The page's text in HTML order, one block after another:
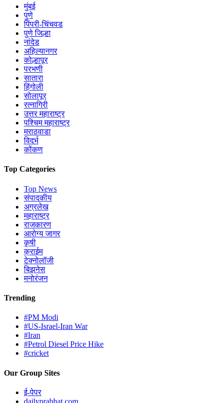
मुंबई
पुणे
पिंपरी-चिंचवड
पुणे जिल्हा
नांदेड
अहिल्यानगर
कोल्हापूर
परभणी
सातारा
हिंगोली
सोलापूर
रत्नागिरी
उत्तर महाराष्ट्र
पश्चिम महाराष्ट्र
मराठवाडा
विदर्भ
कोंकण
Top Categories
Top News
संपादकीय
अग्रलेख
महाराष्ट्र
राजकारण
आरोग्य जागर
कृषी
क्राईम
टेक्नोलॉजी
बिझनेस
मनोरंजन
Trending
#PM Modi
#US-Israel-Iran War
#Iran
#Petrol Diesel Price Hike
#cricket
Our Group Sites
ई-पेपर
dailyprabhat.com